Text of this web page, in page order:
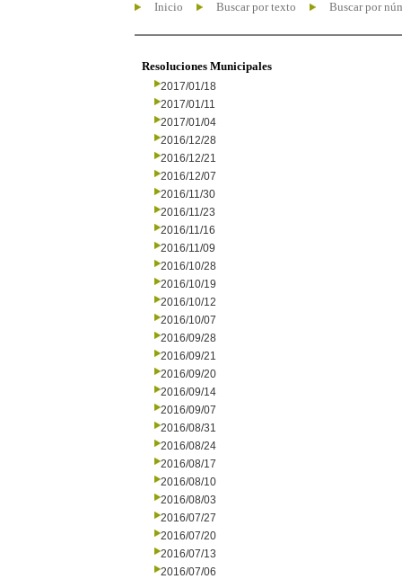
Inicio Buscar por texto Buscar por
Resoluciones Municipales
2017/01/18
2017/01/11
2017/01/04
2016/12/28
2016/12/21
2016/12/07
2016/11/30
2016/11/23
2016/11/16
2016/11/09
2016/10/28
2016/10/19
2016/10/12
2016/10/07
2016/09/28
2016/09/21
2016/09/20
2016/09/14
2016/09/07
2016/08/31
2016/08/24
2016/08/17
2016/08/10
2016/08/03
2016/07/27
2016/07/20
2016/07/13
2016/07/06